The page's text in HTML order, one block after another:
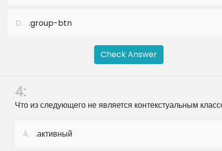
D. .group-btn
Check Answer
4:
Что из следующего не является контекстуальным
A. .активный